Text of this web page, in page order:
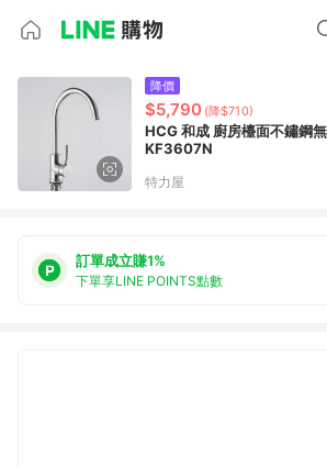
降價
$5,790 (降$710)
HCG 和成 廚房檯面不鏽鋼
KF3607N
特力屋
訂單成立賺1%
下單享LINE POINTS點數